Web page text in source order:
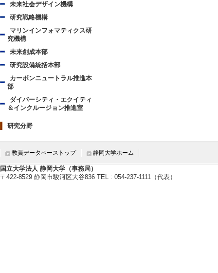
未来社会デザイン機構
研究戦略機構
マリンインフォマティクス研
究機構
未来創成本部
研究設備統括本部
カーボンニュートラル推進本
部
ダイバーシティ・エクイティ
＆インクルージョン推進室
研究分野
教員データベーストップ 静岡大学ホーム
国立大学法人 静岡大学（事務局）
〒422-8529 静岡市駿河区大谷836 TEL : 054-237-1111（代表）